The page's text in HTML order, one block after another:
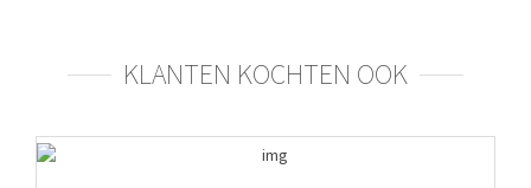
KLANTEN KOCHTEN OOK